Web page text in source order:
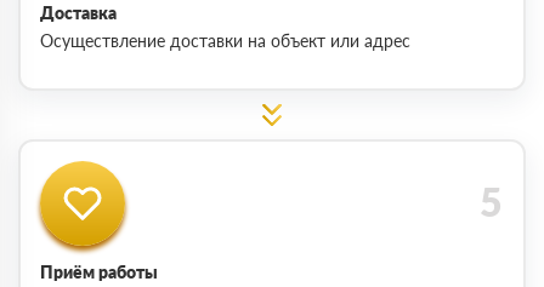
Доставка
Осуществление доставки на объект или адрес
Приём работы